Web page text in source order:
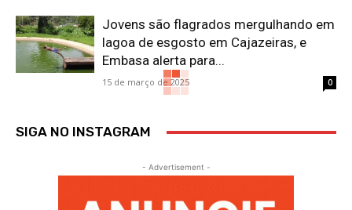
Jovens são flagrados mergulhando em
lagoa de esgosto em Cajazeiras, e
Embasa alerta para...
15 de março de 2025 0
SIGA NO INSTAGRAM
- Advertisement -